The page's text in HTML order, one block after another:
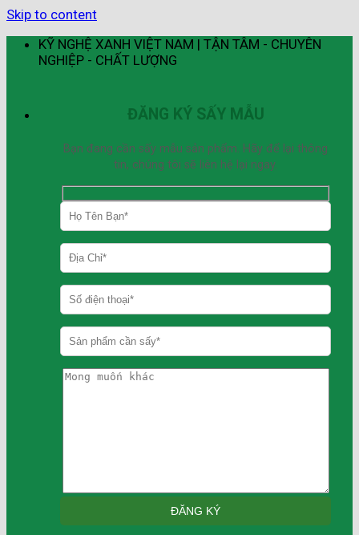
Skip to content
KỸ NGHỆ XANH VIỆT NAM | TẬN TÂM - CHUYÊN
NGHIỆP - CHẤT LƯỢNG
ĐĂNG KÝ SẤY MẪU
Bạn đang cần sấy mẫu sản phẩm. Hãy để lại thông
tin, chúng tôi sẽ liên hệ lại ngay.